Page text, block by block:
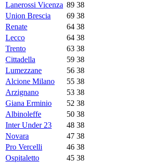
Lanerossi Vicenza 89 38
Union Brescia
69 38
Renate
64 38
Lecco
64 38
Trento
63 38
Cittadella
59 38
Lumezzane
56 38
Alcione Milano
55 38
Arzignano
53 38
Giana Erminio
52 38
Albinoleffe
50 38
Inter Under 23
48 38
Novara
47 38
Pro Vercelli
46 38
Ospitaletto
45 38